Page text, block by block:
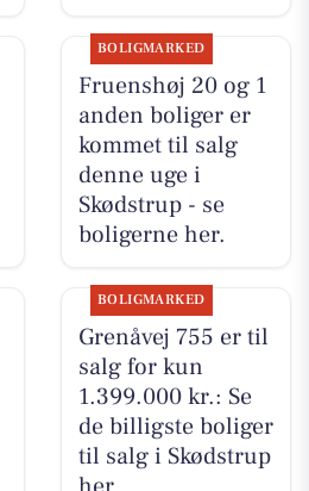
BOLIGMARKED
Fruenshøj 20 og 1
anden boliger er
kommet til salg
denne uge i
Skødstrup - se
boligerne her.
BOLIGMARKED
Grenåvej 755 er til
salg for kun
1.399.000 kr.: Se
de billigste boliger
til salg i Skødstrup